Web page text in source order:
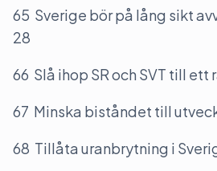
65 Sverige bör på lång sikt
28
66 Slå ihop SR och SVT till
67 Minska biståndet till
68 Tillåta uranbrytning i